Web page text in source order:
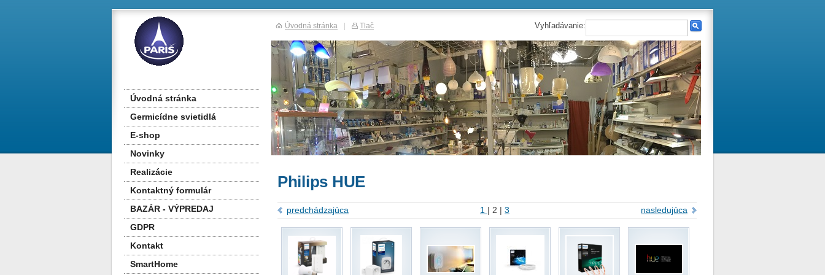
Philips HUE
predchádzajúca 1 | 2 | 3 nasledujúca
Úvodná stránka
Germicídne svietidlá
E-shop
Novinky
Realizácie
Kontaktný formulár
BAZÁR - VÝPREDAJ
GDPR
Kontakt
SmartHome
Vyhľadávanie:
Úvodná stránka | Tlač